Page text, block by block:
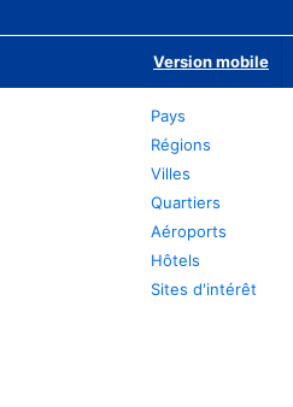
Version mobile
Pays
Régions
Villes
Quartiers
Aéroports
Hôtels
Sites d'intérêt